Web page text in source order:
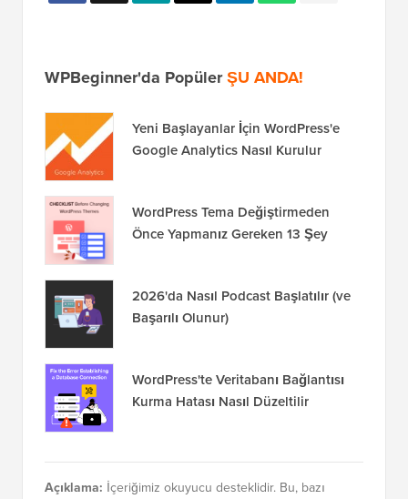
WPBeginner'da PopülerŞU ANDA!
Yeni Başlayanlar İçin WordPress'e
Google Analytics Nasıl Kurulur
WordPress Tema Değiştirmeden
Önce Yapmanız Gereken 13 Şey
2026'da Nasıl Podcast Başlatılır (ve
Başarılı Olunur)
WordPress'te Veritabanı Bağlantısı
Kurma Hatası Nasıl Düzeltilir
Açıklama: İçeriğimiz okuyucu desteklidir. Bu, bazı